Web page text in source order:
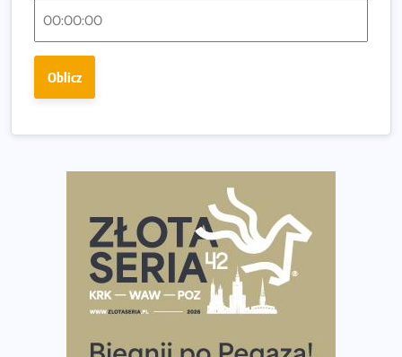
Regeneracja w bieganiu. Co warto o niej wiedzieć?
Ostatnie wolne miejsca na jubileuszowy Bieg
dniu.
wybiera wyzwanie trzech największych maratonów w
Praska 5k Run gospodarzem Mistrzostw Polski
Największy Bieg Powstania Warszawskiego w historii.
Ponad 12 tysięcy uczestników pobiegło dla Bohaterów!
Tętno vs tempo – czym kierować się w bieganiu?
Co ma dużo białka? Produkty, które warto włączyć do
Oblicz